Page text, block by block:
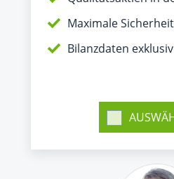
Maximale
Bilanzdaten